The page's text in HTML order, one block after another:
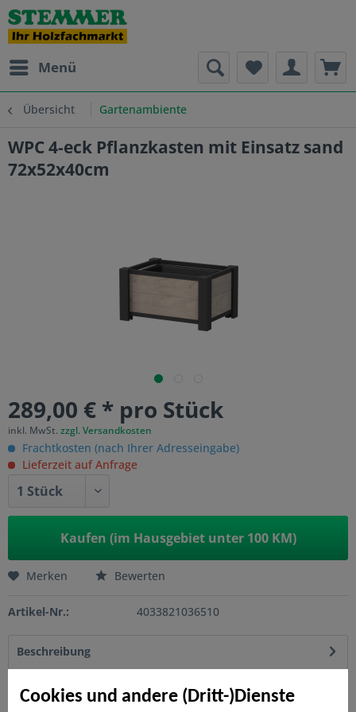
Cookies und andere (Dritt-)Dienste
Menü
Übersicht Gartenambiente
WPC 4-eck Pflanzkasten mit Einsatz sand
72x52x40cm
289,00 € * pro Stück
inkl. MwSt. zzgl. Versandkosten
Frachtkosten (nach Ihrer Adresseingabe)
Lieferzeit auf Anfrage
Kaufen (im Hausgebiet unter 100 KM)
Merken Bewerten
Artikel-Nr.: 4033821036510
Beschreibung
Niemals streichen! Dauerhaft abwaschbar. Pflegeleichte 4-
Eck-Pflanzkästen aus WPC.mehr